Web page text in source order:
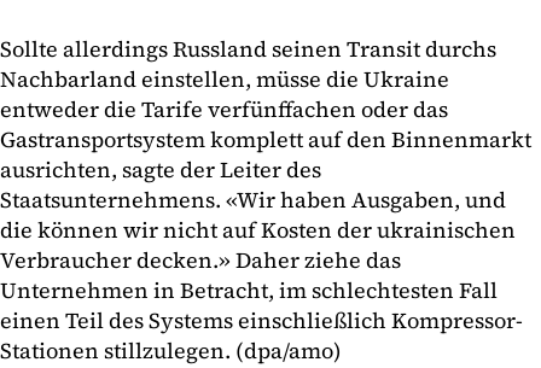
Sollte allerdings Russland seinen Transit durchs
Nachbarland einstellen, müsse die Ukraine
entweder die Tarife verfünffachen oder das
Gastransportsystem komplett auf den Binnenmarkt
ausrichten, sagte der Leiter des
Staatsunternehmens. «Wir haben Ausgaben, und
die können wir nicht auf Kosten der ukrainischen
Verbraucher decken.» Daher ziehe das
Unternehmen in Betracht, im schlechtesten Fall
einen Teil des Systems einschließlich Kompressor-
Stationen stillzulegen. (dpa/amo)